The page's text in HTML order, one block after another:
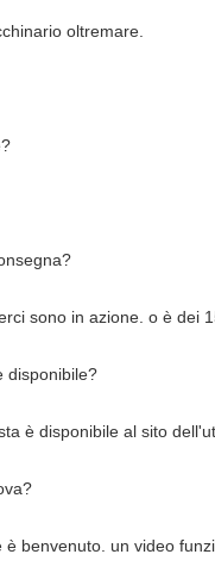
oltremare.
sono in azione. o è dei
disponibile?
è disponibile al sito
benvenuto. un video